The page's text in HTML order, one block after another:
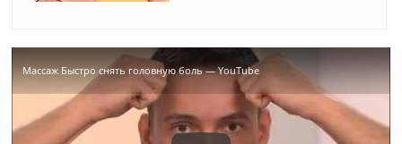
Массаж Быстро снять головную боль — YouTube